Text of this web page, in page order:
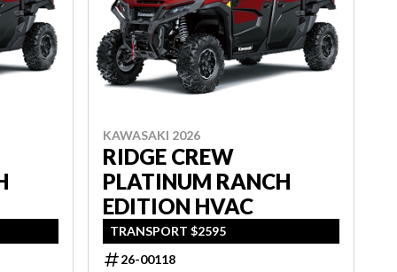
KAWASAKI 2026
RIDGE CREW
PLATINUM RANCH
EDITION HVAC
TRANSPORT $2595
26-00118